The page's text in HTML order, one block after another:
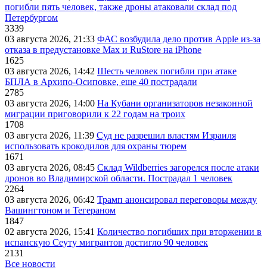
погибли пять человек, также дроны атаковали склад под
Петербургом
3339
03 августа 2026, 21:33 ФАС возбудила дело против Apple из-за
отказа в предустановке Max и RuStore на iPhone
1625
03 августа 2026, 14:42 Шесть человек погибли при атаке
БПЛА в Архипо-Осиповке, еще 40 пострадали
2785
03 августа 2026, 14:00 На Кубани организаторов незаконной
миграции приговорили к 22 годам на троих
1708
03 августа 2026, 11:39 Суд не разрешил властям Израиля
использовать крокодилов для охраны тюрем
1671
03 августа 2026, 08:45 Склад Wildberries загорелся после атаки
дронов во Владимирской области. Пострадал 1 человек
2264
03 августа 2026, 06:42 Трамп анонсировал переговоры между
Вашингтоном и Тегераном
1847
02 августа 2026, 15:41 Количество погибших при вторжении в
испанскую Сеуту мигрантов достигло 90 человек
2131
Все новости